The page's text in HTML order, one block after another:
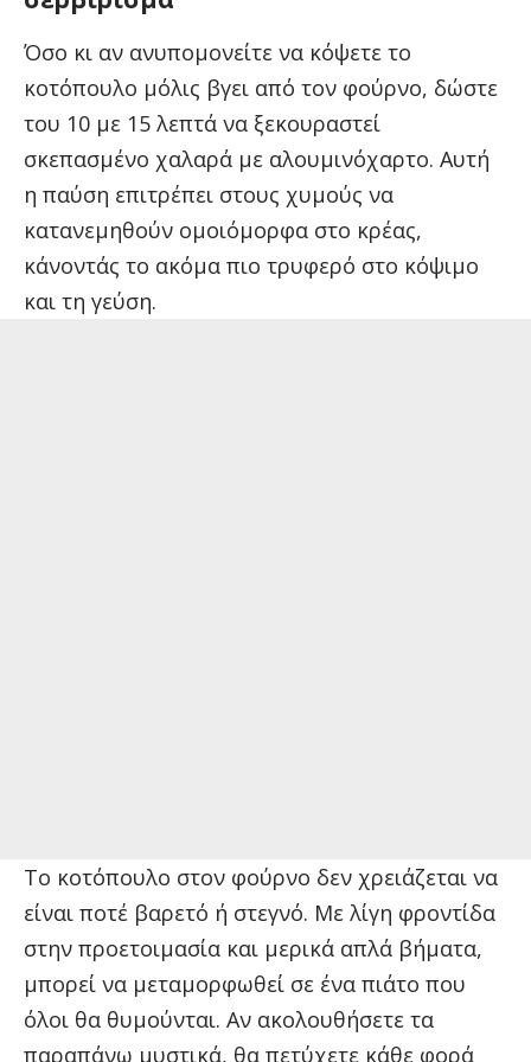
Όσο κι αν ανυπομονείτε να κόψετε το
κοτόπουλο μόλις βγει από τον φούρνο, δώστε
του 10 με 15 λεπτά να ξεκουραστεί
σκεπασμένο χαλαρά με αλουμινόχαρτο. Αυτή
η παύση επιτρέπει στους χυμούς να
κατανεμηθούν ομοιόμορφα στο κρέας,
κάνοντάς το ακόμα πιο τρυφερό στο κόψιμο
και τη γεύση.
Το κοτόπουλο στον φούρνο δεν χρειάζεται να
είναι ποτέ βαρετό ή στεγνό. Με λίγη φροντίδα
στην προετοιμασία και μερικά απλά βήματα,
μπορεί να μεταμορφωθεί σε ένα πιάτο που
όλοι θα θυμούνται. Αν ακολουθήσετε τα
παραπάνω μυστικά, θα πετύχετε κάθε φορά